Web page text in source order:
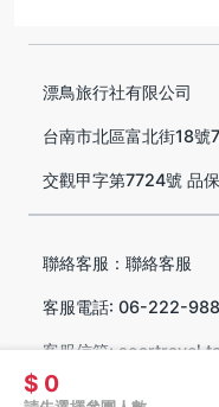
$ 0
漂鳥旅行社有限公司
台南市北區富北街18號
交觀甲字第7724號 品
聯絡客服：聯絡客服
客服電話: 06-222-
客服信箱: